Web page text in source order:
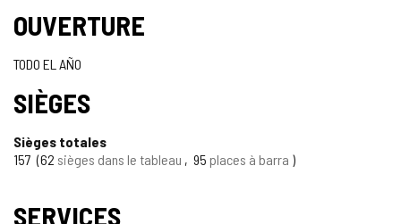
de
cahiers
OUVERTURE
TODO EL AÑO
SIÈGES
Sièges totales
157 62 sièges dans le tableau 95 places à barra
SERVICES